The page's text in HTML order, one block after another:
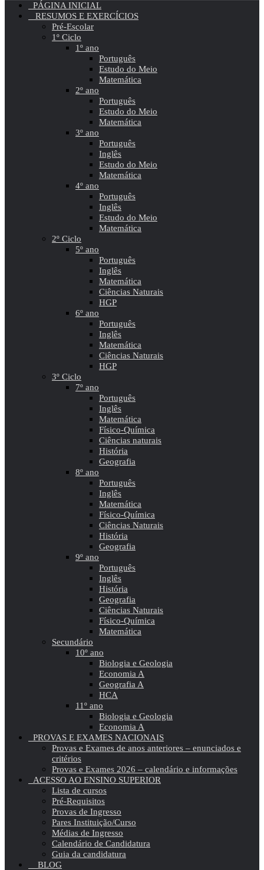
PÁGINA INICIAL
RESUMOS E EXERCÍCIOS
Pré-Escolar
1º Ciclo
1º ano
Português
Estudo do Meio
Matemática
2º ano
Português
Estudo do Meio
Matemática
3º ano
Português
Inglês
Estudo do Meio
Matemática
4º ano
Português
Inglês
Estudo do Meio
Matemática
2º Ciclo
5º ano
Português
Inglês
Matemática
Ciências Naturais
HGP
6º ano
Português
Inglês
Matemática
Ciências Naturais
HGP
3º Ciclo
7º ano
Português
Inglês
Matemática
Físico-Química
Ciências naturais
História
Geografia
8º ano
Português
Inglês
Matemática
Físico-Química
Ciências Naturais
História
Geografia
9º ano
Português
Inglês
História
Geografia
Ciências Naturais
Físico-Química
Matemática
Secundário
10º ano
Biologia e Geologia
Economia A
Geografia A
HCA
11º ano
Biologia e Geologia
Economia A
PROVAS E EXAMES NACIONAIS
Provas e Exames de anos anteriores – enunciados e
critérios
Provas e Exames 2026 – calendário e informações
ACESSO AO ENSINO SUPERIOR
Lista de cursos
Pré-Requisitos
Provas de Ingresso
Pares Instituição/Curso
Médias de Ingresso
Calendário de Candidatura
Guia da candidatura
BLOG